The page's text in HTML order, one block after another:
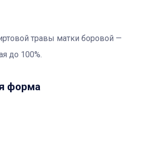
травы матки боровой —
до 100%.
форма